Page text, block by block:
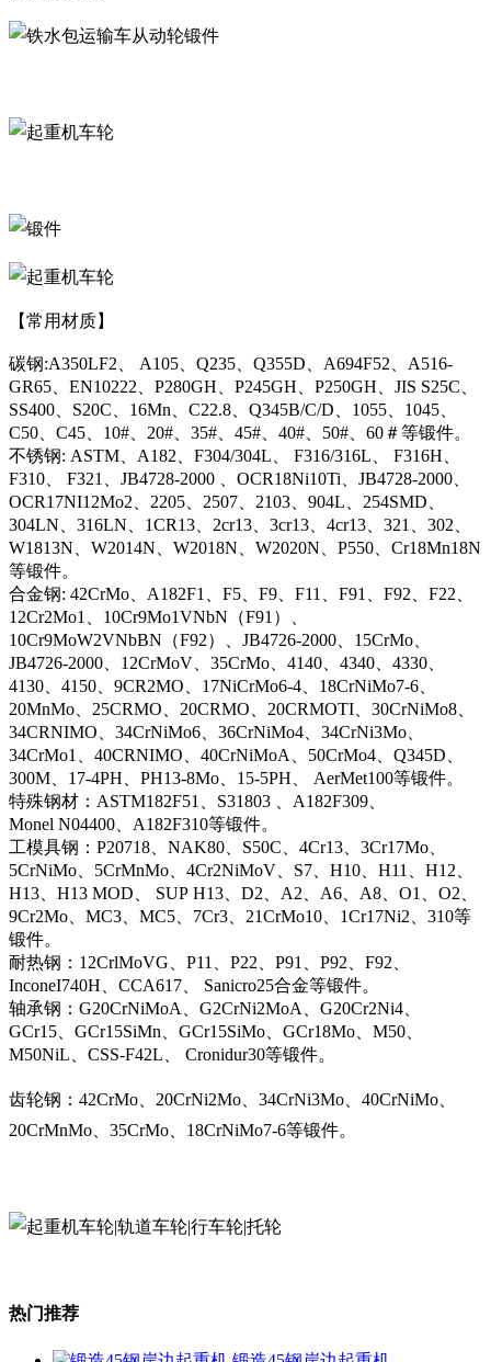
【常用材质】
碳钢:A350LF2、 A105、Q235、Q355D、A694F52、A516-
GR65、EN10222、P280GH、P245GH、P250GH、JIS S25C、
SS400、S20C、16Mn、C22.8、Q345B/C/D、1055、1045、
C50、C45、10#、20#、35#、45#、40#、50#、60＃等锻件。
不锈钢: ASTM、A182、F304/304L、 F316/316L、 F316H、
F310、 F321、JB4728-2000 、OCR18Ni10Ti、JB4728-2000、
OCR17NI12Mo2、2205、2507、2103、904L、254SMD、
304LN、316LN、1CR13、2cr13、3cr13、4cr13、321、302、
W1813N、W2014N、W2018N、W2020N、P550、Cr18Mn18N
等锻件。
合金钢: 42CrMo、A182F1、F5、F9、F11、F91、F92、F22、
12Cr2Mo1、10Cr9Mo1VNbN（F91）、
10Cr9MoW2VNbBN（F92）、JB4726-2000、15CrMo、
JB4726-2000、12CrMoV、35CrMo、4140、4340、4330、
4130、4150、9CR2MO、17NiCrMo6-4、18CrNiMo7-6、
20MnMo、25CRMO、20CRMO、20CRMOTI、30CrNiMo8、
34CRNIMO、34CrNiMo6、36CrNiMo4、34CrNi3Mo、
34CrMo1、40CRNIMO、40CrNiMoA、50CrMo4、Q345D、
300M、17-4PH、PH13-8Mo、15-5PH、 AerMet100等锻件。
特殊钢材：ASTM182F51、S31803 、A182F309、
Monel N04400、A182F310等锻件。
工模具钢：P20718、NAK80、S50C、4Cr13、3Cr17Mo、
5CrNiMo、5CrMnMo、4Cr2NiMoV、S7、H10、H11、H12、
H13、H13 MOD、 SUP H13、D2、A2、A6、A8、O1、O2、
9Cr2Mo、MC3、MC5、7Cr3、21CrMo10、1Cr17Ni2、310等
锻件。
耐热钢：12CrlMoVG、P11、P22、P91、P92、F92、
InconeI740H、CCA617、 Sanicro25合金等锻件。
轴承钢：G20CrNiMoA、G2CrNi2MoA、G20Cr2Ni4、
GCr15、GCr15SiMn、GCr15SiMo、GCr18Mo、M50、
M50NiL、CSS-F42L、 Cronidur30等锻件。
齿轮钢：42CrMo、20CrNi2Mo、34CrNi3Mo、40CrNiMo、
20CrMnMo、35CrMo、18CrNiMo7-6等锻件。
热门推荐